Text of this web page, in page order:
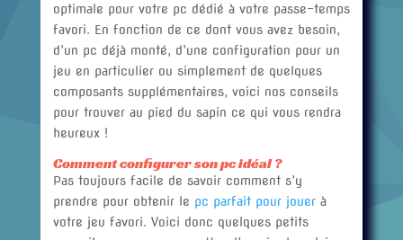
optimale pour votre pc dédié à votre passe-temps
favori. En fonction de ce dont vous avez besoin,
d’un pc déjà monté, d’une configuration pour un
jeu en particulier ou simplement de quelques
composants supplémentaires, voici nos conseils
pour trouver au pied du sapin ce qui vous rendra
heureux !
Comment configurer son pc idéal ?
Pas toujours facile de savoir comment s’y
prendre pour obtenir le pc parfait pour jouerà
votre jeu favori. Voici donc quelques petits